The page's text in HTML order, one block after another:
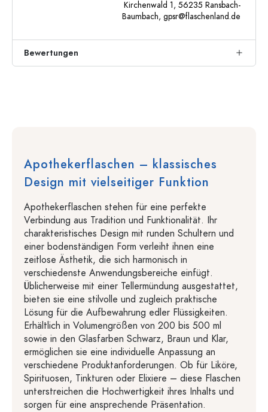
Kirchenwald 1, 56235 Ransbach-
Baumbach, gpsr@flaschenland.de
Bewertungen
Apothekerflaschen – klassisches
Design mit vielseitiger Funktion
Apothekerflaschen stehen für eine perfekte
Verbindung aus Tradition und Funktionalität. Ihr
charakteristisches Design mit runden Schultern und
einer bodenständigen Form verleiht ihnen eine
zeitlose Ästhetik, die sich harmonisch in
verschiedenste Anwendungsbereiche einfügt.
Üblicherweise mit einer Tellermündung ausgestattet,
bieten sie eine stilvolle und zugleich praktische
Lösung für die Aufbewahrung edler Flüssigkeiten.
Erhältlich in Volumengrößen von 200 bis 500 ml
sowie in den Glasfarben Schwarz, Braun und Klar,
ermöglichen sie eine individuelle Anpassung an
verschiedene Produktanforderungen. Ob für Liköre,
Spirituosen, Tinkturen oder Elixiere – diese Flaschen
unterstreichen die Hochwertigkeit ihres Inhalts und
sorgen für eine ansprechende Präsentation.